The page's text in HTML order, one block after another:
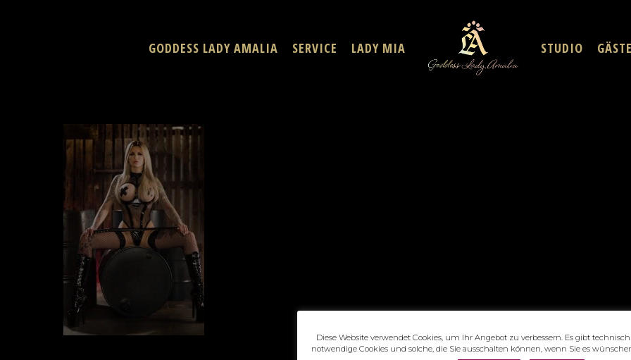
GODDESS LADY AMALIA SERVICE LADY MIA STUDIO
Diese Website verwendet Cookies, um Ihr Angebot zu verbessern. Es gibt technisch
notwendige Cookies und solche, die Sie ausschalten können, wenn Sie es